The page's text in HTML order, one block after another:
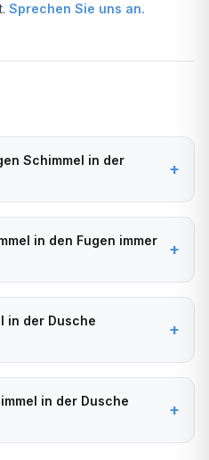
Sprechen Sie uns an.
Schimmel in der
+
in den Fugen immer
+
in der Dusche
+
in der Dusche
+